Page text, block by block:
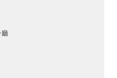
廳